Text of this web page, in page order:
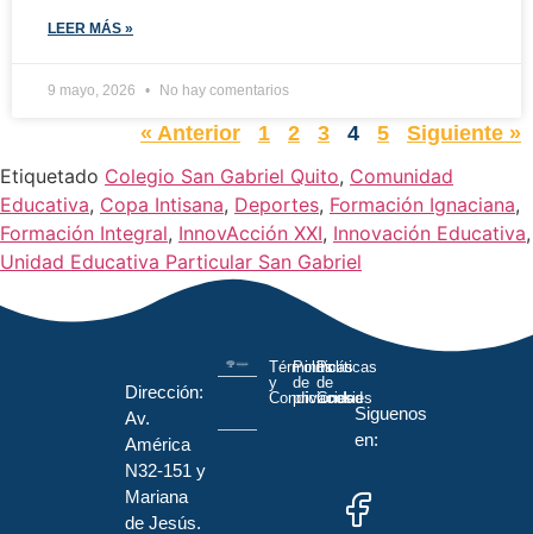
LEER MÁS »
9 mayo, 2026 No hay comentarios
« Anterior 1 2 3 4 5
Siguiente »
Etiquetado Colegio San Gabriel Quito, Comunidad
Educativa, Copa Intisana, Deportes, Formación Ignaciana,
Formación Integral, InnovAcción XXI, Innovación Educativa,
Unidad Educativa Particular San Gabriel
Dirección:
Av.
América
N32-151 y
Mariana
de Jesús.
Términos
y
Condiciones
Políticas
de
privacidad
Políticas
de
Cookies
Siguenos
en: